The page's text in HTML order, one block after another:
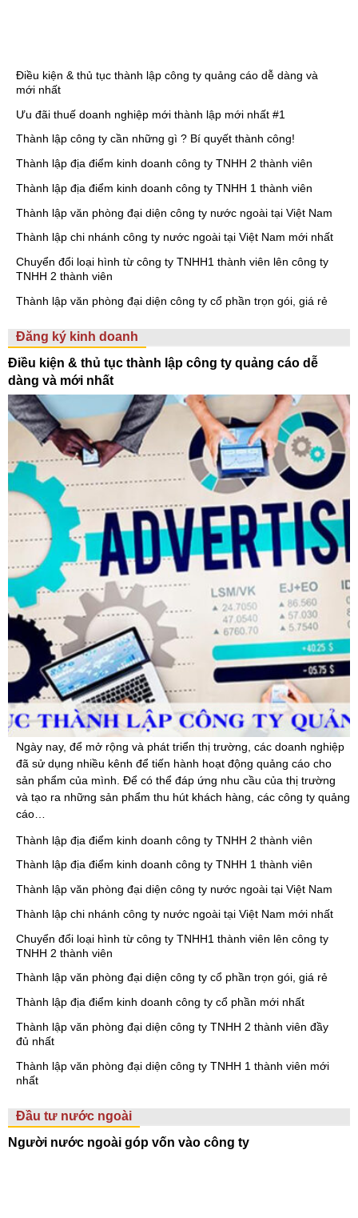
Điều kiện & thủ tục thành lập công ty quảng cáo dễ dàng và
mới nhất
Ưu đãi thuế doanh nghiệp mới thành lập mới nhất #1
Thành lập công ty cần những gì ? Bí quyết thành công!
Thành lập địa điểm kinh doanh công ty TNHH 2 thành viên
Thành lập địa điểm kinh doanh công ty TNHH 1 thành viên
Thành lập văn phòng đại diện công ty nước ngoài tại Việt Nam
Thành lập chi nhánh công ty nước ngoài tại Việt Nam mới nhất
Chuyển đổi loại hình từ công ty TNHH1 thành viên lên công ty
TNHH 2 thành viên
Thành lập văn phòng đại diện công ty cổ phần trọn gói, giá rẻ
Đăng ký kinh doanh
Điều kiện & thủ tục thành lập công ty quảng cáo dễ
dàng và mới nhất
Ngày nay, để mở rộng và phát triển thị trường, các doanh nghiệp
đã sử dụng nhiều kênh để tiến hành hoạt động quảng cáo cho
sản phẩm của mình. Để có thể đáp ứng nhu cầu của thị trường
và tạo ra những sản phẩm thu hút khách hàng, các công ty quảng
cáo…
Thành lập địa điểm kinh doanh công ty TNHH 2 thành viên
Thành lập địa điểm kinh doanh công ty TNHH 1 thành viên
Thành lập văn phòng đại diện công ty nước ngoài tại Việt Nam
Thành lập chi nhánh công ty nước ngoài tại Việt Nam mới nhất
Chuyển đổi loại hình từ công ty TNHH1 thành viên lên công ty
TNHH 2 thành viên
Thành lập văn phòng đại diện công ty cổ phần trọn gói, giá rẻ
Thành lập địa điểm kinh doanh công ty cổ phần mới nhất
Thành lập văn phòng đại diện công ty TNHH 2 thành viên đầy
đủ nhất
Thành lập văn phòng đại diện công ty TNHH 1 thành viên mới
nhất
Đầu tư nước ngoài
Người nước ngoài góp vốn vào công ty